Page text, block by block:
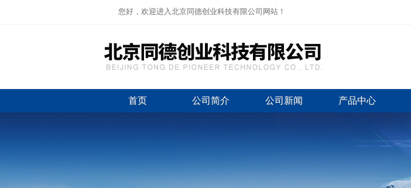
您好，欢迎进入北京同德创业科技有限公司网站！
首页 公司简介 公司新闻 产品中心